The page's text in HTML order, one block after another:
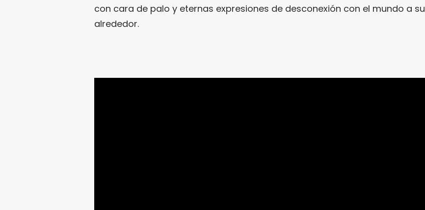
con cara de palo y eternas expresiones de desconexión con el mundo a su
alrededor.